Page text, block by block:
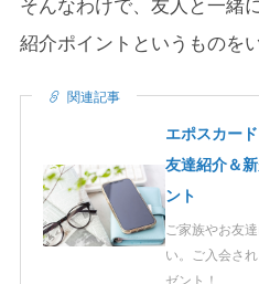
そんなわけで、友人と一緒
紹介ポイントというものを
関連記事
エポスカー
友達紹介＆
ント
ご家族やお友
い。ご入会さ
ゼント！